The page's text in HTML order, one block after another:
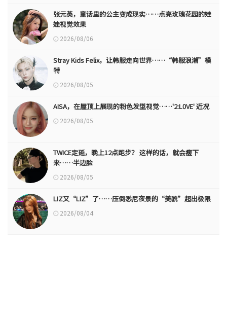
张元英，童话里的公主变成现实……点亮玫瑰花园的娃
娃视觉效果
2026/08/06
Stray Kids Felix，让韩服走向世界……“韩服浪潮”模
特
2026/08/05
AISA，在屋顶上展现的粉色发型视觉……'2:L0VE' 近况
2026/08/05
TWICE定延，晚上12点跑步？ 这样的话，就会瘦下
来……半边脸
2026/08/05
LIZ又“LIZ”了……压倒悉尼夜景的“美貌”超出极限
2026/08/04